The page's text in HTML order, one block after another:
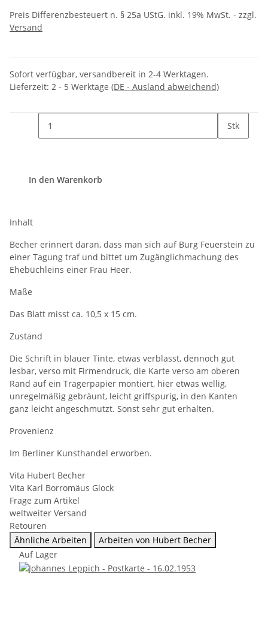
Preis Differenzbesteuert n. § 25a UStG. inkl. 19% MwSt. - zzgl.
Versand
Sofort verfügbar, versandbereit in 2-4 Werktagen.
Lieferzeit: 2 - 5 Werktage (DE - Ausland abweichend)
Stk
In den Warenkorb
Inhalt
Becher erinnert daran, dass man sich auf Burg Feuerstein zu
einer Tagung traf und bittet um Zugänglichmachung des
Ehebüchleins einer Frau Heer.
Maße
Das Blatt misst ca. 10,5 x 15 cm.
Zustand
Die Schrift in blauer Tinte, etwas verblasst, dennoch gut
lesbar, verso mit Firmendruck, die Karte verso am oberen
Rand auf ein Trägerpapier montiert, hier etwas wellig,
unregelmäßig gebräunt, leicht griffspurig, in den Kanten
ganz leicht angeschmutzt. Sonst sehr gut erhalten.
Provenienz
Im Berliner Kunsthandel erworben.
Vita Hubert Becher
Vita Karl Borromäus Glock
Frage zum Artikel
weltweiter Versand
Retouren
Ähnliche Arbeiten
Arbeiten von Hubert Becher
Auf Lager